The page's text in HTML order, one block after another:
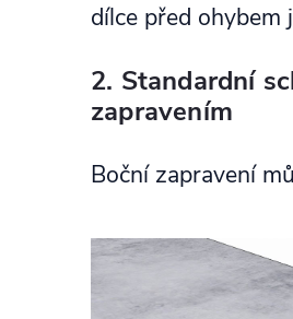
dílce před
2. Standardní
zapravením
Boční zapravení